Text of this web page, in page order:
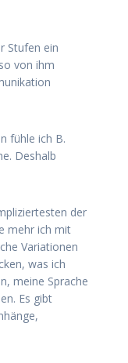
Stufen ein
von ihm
fühle ich B.
Deshalb
der
mehr ich mit
Variationen
was ich
meine Sprache
Es gibt